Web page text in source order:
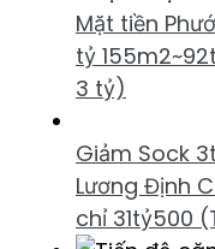
Mặt tiền
tỷ
3 tỷ)
Giảm Sock
Lương Định
chỉ 31tỷ500